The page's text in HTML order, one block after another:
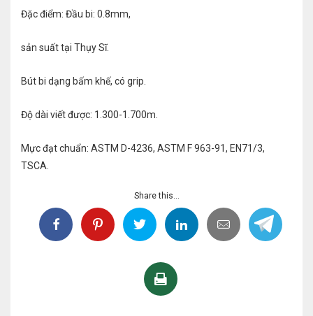
Đặc điểm: Đầu bi: 0.8mm,
sản suất tại Thụy Sĩ.
Bút bi dạng bấm khế, có grip.
Độ dài viết được: 1.300-1.700m.
Mực đạt chuẩn: ASTM D-4236, ASTM F 963-91, EN71/3,
TSCA.
Share this...